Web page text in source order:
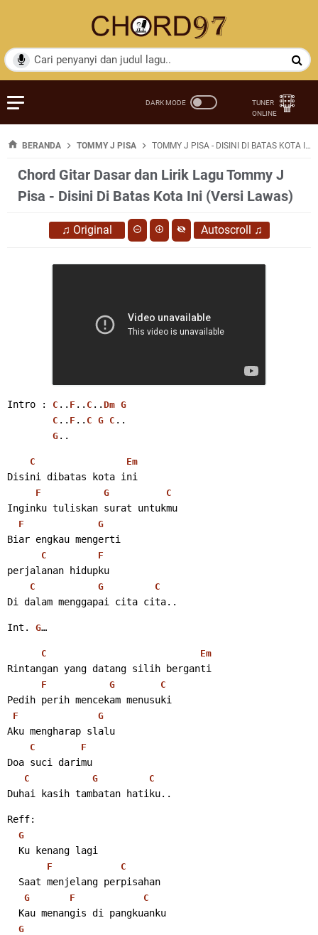
BERANDA TOMMY J PISA TOMMY J PISA - DISINI DI BATAS KOTA INI (VERSI LAWAS)
Chord Gitar Dasar dan Lirik Lagu Tommy J
Pisa - Disini Di Batas Kota Ini (Versi Lawas)
♫ Original Autoscroll ♫
Intro : C .. F .. C .. Dm G
C .. F .. C G C ..
G ..
C Em
Disini dibatas kota ini
F G C
Inginku tuliskan surat untukmu
F G
Biar engkau mengerti
C F
perjalanan hidupku
C G C
Di dalam menggapai cita cita..
Int. G…
C Em
Rintangan yang datang silih berganti
F G C
Pedih perih mencekam menusuki
F G
Aku mengharap slalu
C F
Doa suci darimu
C G C
Duhai kasih tambatan hatiku..
Reff:
G
Ku kenang lagi
F C
Saat menjelang perpisahan
G F C
Kau menangis di pangkuanku
G